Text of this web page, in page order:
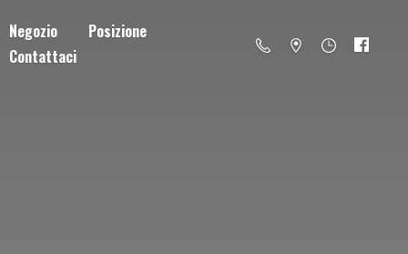
Negozio
Posizione
Contattaci